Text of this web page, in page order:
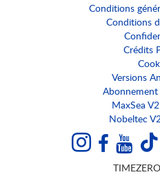
Conditions
Conditions
Crédits
Versions
MaxSea
Nobeltec